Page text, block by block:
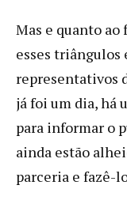
Mas e quanto
esses triângulos
representativos
já foi um dia, há
para informar o
ainda estão
parceria e fazê-